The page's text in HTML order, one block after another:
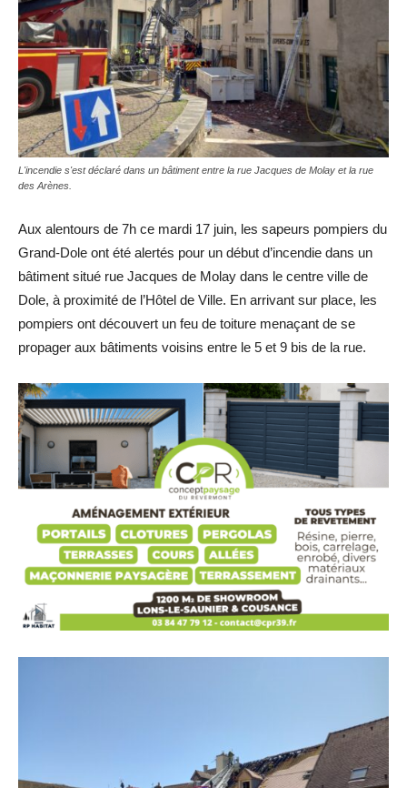
L'incendie s'est déclaré dans un bâtiment entre la rue Jacques de Molay et la rue
des Arènes.
Aux alentours de 7h ce mardi 17 juin, les sapeurs pompiers du
Grand-Dole ont été alertés pour un début d’incendie dans un
bâtiment situé rue Jacques de Molay dans le centre ville de
Dole, à proximité de l’Hôtel de Ville. En arrivant sur place, les
pompiers ont découvert un feu de toiture menaçant de se
propager aux bâtiments voisins entre le 5 et 9 bis de la rue.